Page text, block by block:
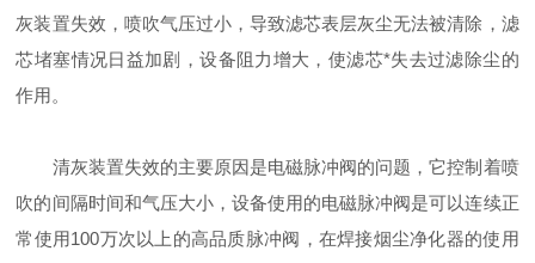
灰装置失效，喷吹气压过小，导致滤芯表层灰尘无法被清除，滤
芯堵塞情况日益加剧，设备阻力增大，使滤芯*失去过滤除尘的
作用。
清灰装置失效的主要原因是电磁脉冲阀的问题，它控制着喷
吹的间隔时间和气压大小，设备使用的电磁脉冲阀是可以连续正
常使用100万次以上的高品质脉冲阀，在焊接烟尘净化器的使用